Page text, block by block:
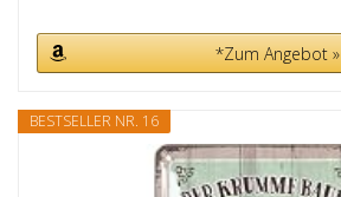
*Zum Angebot »
BESTSELLER NR. 16